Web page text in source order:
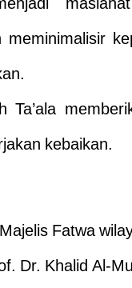
Ta’ala
kebaikan.
Fatwa
Dr. Khalid Al-
Ungkapan
Bagi
Penamaan Makkah
Mati
Listrik
(
penampilan12332 )
(
Keguguran,